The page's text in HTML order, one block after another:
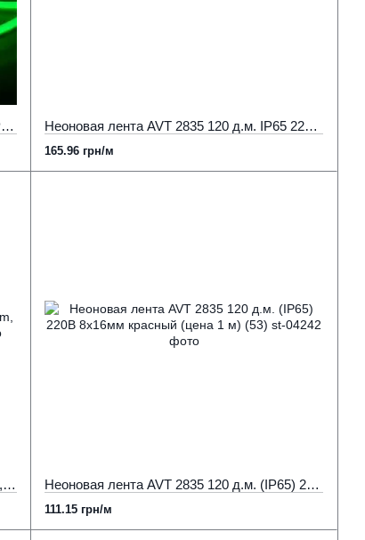
Неоновая лента AVT 2835 10W 120 д.м. (IP65) 220В 9х18мм зеленый (цена 1м) (51) Неоновая лента AVT 2835 120 д.м. IP65 220В 9х18мм теплый белый (цена 1м) (51)
165.96 грн/м
Неоновая лента SMD 5050, IP68, 20-22 Lm, 220V 10*20, RGB (цена 1м) Неоновая лента AVT 2835 120 д.м. (IP65) 220В 8x16мм красный (цена 1 м) (53)
111.15 грн/м